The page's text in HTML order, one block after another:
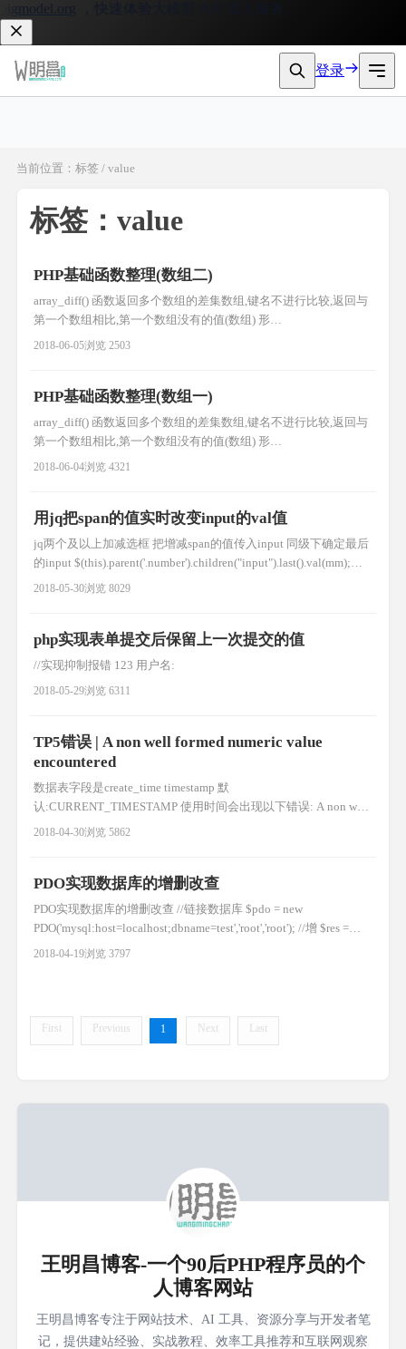
，快速体验大模型 API 接入服务。
登录
当前位置：标签 / value
标签：value
PHP基础函数整理(数组二)
array_diff() 函数返回多个数组的差集数组,键名不进行比较,返回与
第一个数组相比,第一个数组没有的值(数组) 形
式:array_diff(array1,array2,array3...); 例子:
2018-06-05浏览 2503
PHP基础函数整理(数组一)
array_diff() 函数返回多个数组的差集数组,键名不进行比较,返回与
第一个数组相比,第一个数组没有的值(数组) 形
式:array_diff(array1,array2,array3...); 例子:
2018-06-04浏览 4321
用jq把span的值实时改变input的val值
jq两个及以上加减选框 把增减span的值传入input 同级下确定最后
的input $(this).parent('.number').children("input").last().val(mm);
//html 儿童价 1 ￥50 成人价 1 ￥100 //jq $(".ticket_species_3
2018-05-30浏览 8029
php实现表单提交后保留上一次提交的值
//实现抑制报错 123 用户名:
2018-05-29浏览 6311
TP5错误 | A non well formed numeric value
encountered
数据表字段是create_time timestamp 默
认:CURRENT_TIMESTAMP 使用时间会出现以下错误: A non well
formed numeric value encountered 这是因为tp5框架会自动转换时
2018-04-30浏览 5862
PDO实现数据库的增删改查
PDO实现数据库的增删改查 //链接数据库 $pdo = new
PDO('mysql:host=localhost;dbname=test','root','root'); //增 $res =
$pdo->exec("insert into user(name) values('测试1')"); if($res){ echo
2018-04-19浏览 3797
First Previous 1 Next Last
王明昌博客-一个90后PHP程序员的个
人博客网站
王明昌博客专注于网站技术、AI 工具、资源分享与开发者笔
记，提供建站经验、实战教程、效率工具推荐和互联网观察